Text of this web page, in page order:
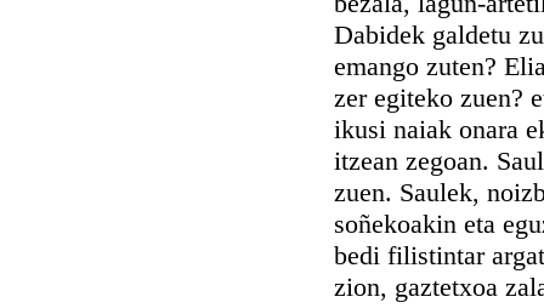
Dabidek galdetu
emango zuten?
zer egiteko zuen?
ikusi naiak onara
itzean zegoan.
zuen. Saulek,
soñekoakin eta
bedi filistintar
zion, gaztetxoa